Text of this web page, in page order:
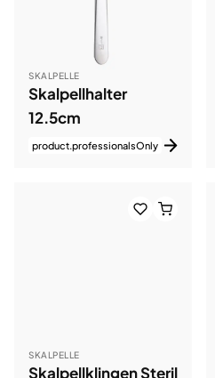
SKALPELLE
Skalpellhalter
12.5cm
product.professionalsOnly
SKALPELLE
Skalpellklingen Steril